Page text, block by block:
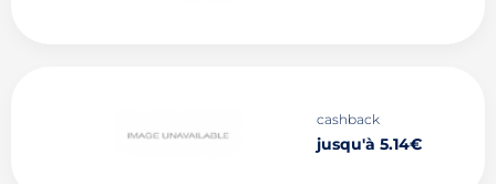
cashback
jusqu'à 5.14€